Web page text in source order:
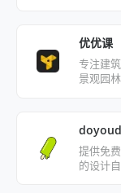
优优课
专注建
景观园
提供免
的设计